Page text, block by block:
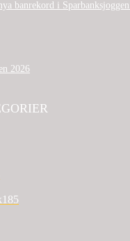
banrekord i
2026
185